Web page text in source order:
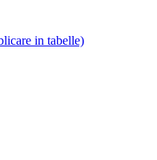
in tabelle)